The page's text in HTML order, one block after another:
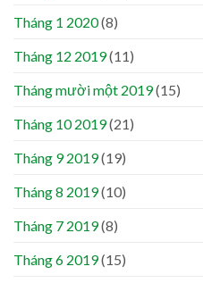
Tháng 1 2020(8)
Tháng 12 2019(11)
Tháng mười một 2019(15)
Tháng 10 2019(21)
Tháng 9 2019(19)
Tháng 8 2019(10)
Tháng 7 2019(8)
Tháng 6 2019(15)